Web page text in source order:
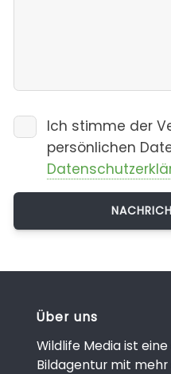
Ich stimme der
persönlichen
Über uns
Wildlife Media ist
Bildagentur mit mehr